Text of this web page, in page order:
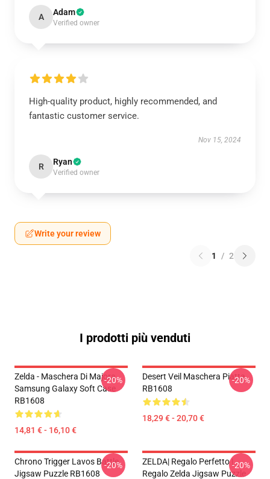
A Adam
Verified owner
High-quality product, highly recommended, and
fantastic customer service.
Nov 15, 2024
R Ryan
Verified owner
Write your review
1 / 2
I prodotti più venduti
Zelda - Maschera Di Majora
Samsung Galaxy Soft Case
RB1608
14,81 € - 16,10 €
-20%
Desert Veil Maschera Piatta
RB1608
18,29 € - 20,70 €
-20%
Chrono Trigger Lavos Battle
Jigsaw Puzzle RB1608
-20%
ZELDA| Regalo Perfetto |
Regalo Zelda Jigsaw Puzzle
-20%